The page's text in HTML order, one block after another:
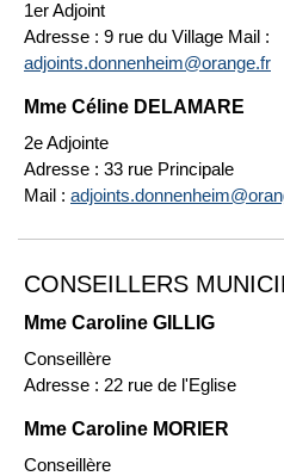
1er Adjoint
Adresse : 9 rue du Village Mail :
adjoints.donnenheim@orange.fr
Mme Céline DELAMARE
2e Adjointe
Adresse : 33 rue Principale
Mail :
CONSEILLERS
Mme Caroline GILLIG
Conseillère
Adresse : 22 rue de l'Eglise
Mme Caroline MORIER
Conseillère